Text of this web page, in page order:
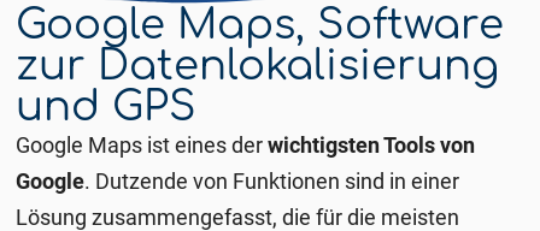
Google Maps, Software
zur Datenlokalisierung
und GPS
Google Maps ist eines derwichtigsten Tools von
Google. Dutzende von Funktionen sind in einer
Lösung zusammengefasst, die für die meisten